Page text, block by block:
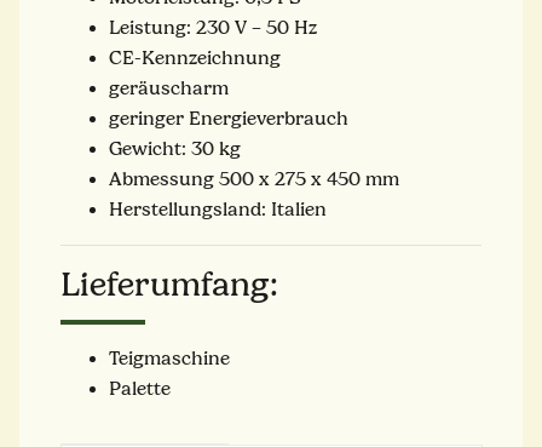
Leistung: 230 V – 50 Hz
CE-Kennzeichnung
geräuscharm
geringer Energieverbrauch
Gewicht: 30 kg
Abmessung 500 x 275 x 450 mm
Herstellungsland: Italien
Lieferumfang:
Teigmaschine
Palette